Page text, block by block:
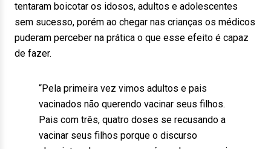
tentaram boicotar os idosos, adultos e adolescentes
sem sucesso, porém ao chegar nas crianças os médicos
puderam perceber na prática o que esse efeito é capaz
de fazer.
“Pela primeira vez vimos adultos e pais
vacinados não querendo vacinar seus filhos.
Pais com três, quatro doses se recusando a
vacinar seus filhos porque o discurso